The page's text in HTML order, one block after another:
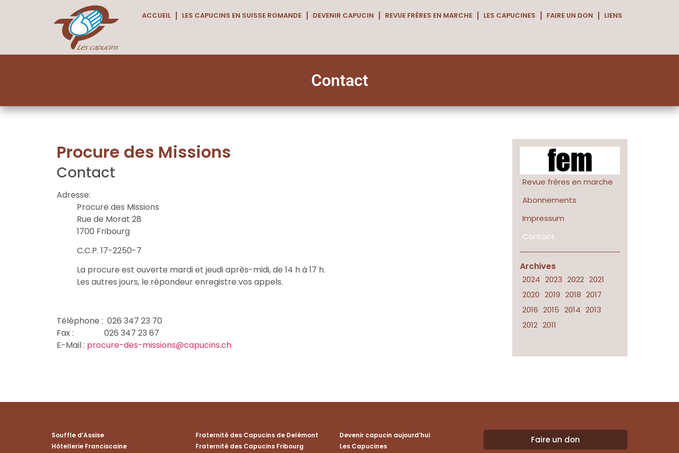
ACCUEIL LES CAPUCINS EN SUISSE ROMANDE DEVENIR CAPUCIN REVUE FRÈRES EN MARCHE LES CAPUCINES FAIRE UN DON LIENS
Contact
Procure des Missions
Contact
Adresse:
Procure des Missions
Rue de Morat 28
1700 Fribourg
C.C.P. 17-2250-7
La procure est ouverte mardi et jeudi après-midi, de 14 h à 17 h.
Les autres jours, le répondeur enregistre vos appels.
Téléphone : 026 347 23 70
Fax : 026 347 23 67
E-Mail : procure-des-missions@capucins.ch
Revue frères en marche
Abonnements
Impressum
Contact
Archives
2024 2023 2022 2021
2020 2019 2018 2017
2016 2015 2014 2013
2012 2011
Souffle d’Assise
Hôtellerie Franciscaine
Fraternité des Capucins de Delémont
Fraternité des Capucins Fribourg
Devenir capucin aujourd’hui
Les Capucines
Faire un don